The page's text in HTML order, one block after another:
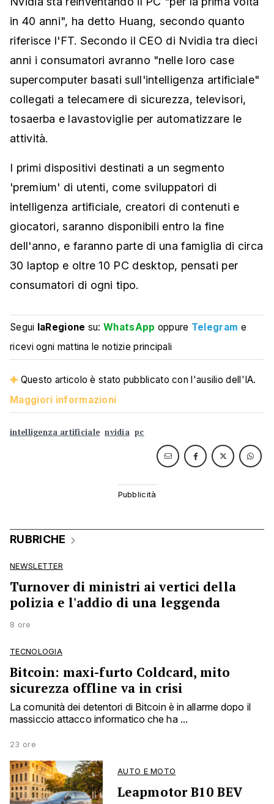
in 40 anni", ha detto Huang, secondo quanto
riferisce l'FT. Secondo il CEO di Nvidia tra dieci
anni i consumatori avranno "nelle loro case
supercomputer basati sull'intelligenza artificiale"
collegati a telecamere di sicurezza, televisori,
tosaerba e lavastoviglie per automatizzare le
attività.
I primi dispositivi destinati a un segmento
'premium' di utenti, come sviluppatori di
intelligenza artificiale, creatori di contenuti e
giocatori, saranno disponibili entro la fine
dell'anno, e faranno parte di una famiglia di circa
30 laptop e oltre 10 PC desktop, pensati per
consumatori di ogni tipo.
Segui laRegione su:WhatsApp oppure Telegram e
ricevi ogni mattina le notizie principali
Questo articolo è stato pubblicato con l'ausilio dell'IA.
Maggiori informazioni
intelligenza artificiale nvidia pc
RUBRICHE
NEWSLETTER
Turnover di ministri ai vertici della
polizia e l'addio di una leggenda
8 ore
TECNOLOGIA
Bitcoin: maxi-furto Coldcard, mito
sicurezza offline va in crisi
La comunità dei detentori di Bitcoin è in allarme dopo il
massiccio attacco informatico che ha ...
23 ore
AUTO E MOTO
Leapmotor B10 BEV